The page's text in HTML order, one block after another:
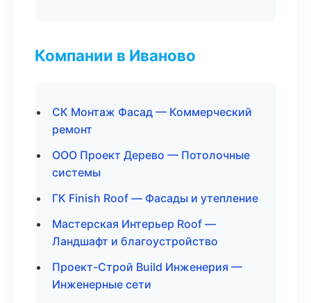
Компании в Иваново
СК Монтаж Фасад — Коммерческий
ремонт
ООО Проект Дерево — Потолочные
системы
ГК Finish Roof — Фасады и утепление
Мастерская Интерьер Roof —
Ландшафт и благоустройство
Проект-Строй Build Инженерия —
Инженерные сети